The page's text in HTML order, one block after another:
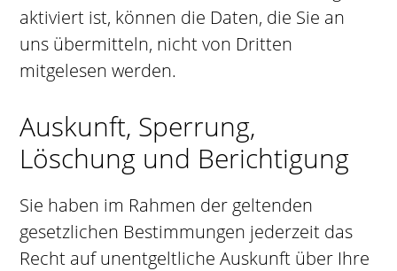
aktiviert ist, können die Daten, die Sie an
uns übermitteln, nicht von Dritten
mitgelesen werden.
Auskunft, Sperrung,
Löschung und Berichtigung
Sie haben im Rahmen der geltenden
gesetzlichen Bestimmungen jederzeit das
Recht auf unentgeltliche Auskunft über Ihre